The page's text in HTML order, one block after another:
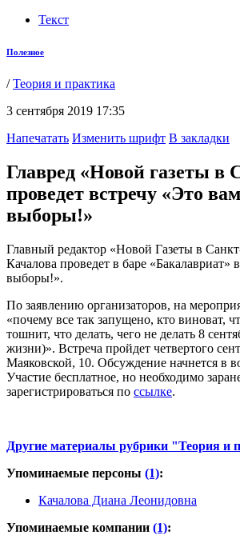
Текст
Полезное
/Теория и практика
3 сентября 2019 17:35
Напечатать Изменить шрифт В закладки
Главред «Новой газеты в
проведет встречу «Это
выборы!»
Главный редактор «Новой Газеты в
Качалова проведет в баре «Бакалавриат»
выборы!».
По заявлению организаторов, на
«почему все так запущено, кто виноват,
тошнит, что делать, чего не делать 8
жизни)». Встреча пройдет четвертого
Маяковской, 10. Обсуждение начнется в
Участие бесплатное, но необходимо
зарегистрироваться по ссылке.
Другие материалы рубрики "Теория и
Упоминаемые персоны (1):
Качалова Диана Леонидовна
Упоминаемые компании (1):